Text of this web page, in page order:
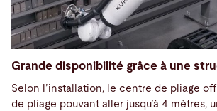
Grande disponibilité grâce à une
Selon l’installation, le centre de pliage
de pliage pouvant aller jusqu’à 4 mètres,